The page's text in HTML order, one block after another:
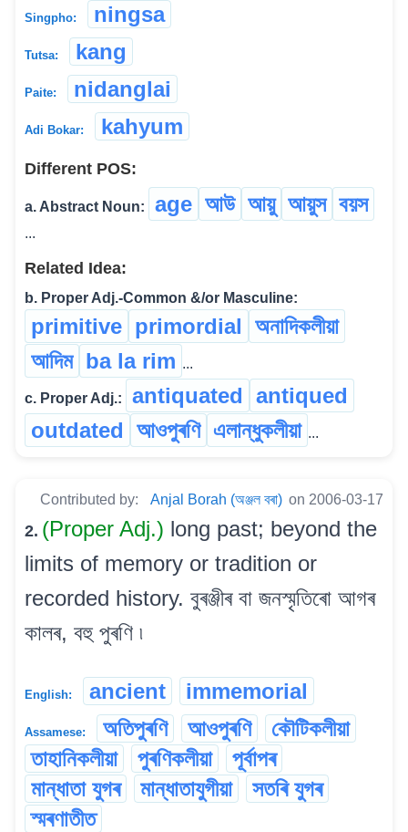
Singpho: ningsa
Tutsa: kang
Paite: nidanglai
Adi Bokar: kahyum
Different POS:
a. Abstract Noun: age আউ আয়ু আয়ুস বয়স
...
Related Idea:
b. Proper Adj.-Common &/or Masculine:
primitive primordial অনাদিকলীয়া
আদিম ba la rim ...
c. Proper Adj.: antiquated antiqued
outdated আওপুৰণি এলান্ধুকলীয়া ...
Contributed by: Anjal Borah (অঞ্জল বৰা) on 2006-03-17
2. (Proper Adj.) long past; beyond the
limits of memory or tradition or
recorded history. বুৰঞ্জীৰ বা জনস্মৃতিৰো আগৰ
কালৰ, বহু পুৰণি ৷
English: ancient immemorial
Assamese: অতিপুৰণি আওপুৰণি
কৌটিকলীয়া
তাহানিকলীয়া
পুৰণিকলীয়া
পূৰ্বাপৰ
মান্ধাতা যুগৰ
মান্ধাতাযুগীয়া
সতৰি যুগৰ
স্মৰণাতীত